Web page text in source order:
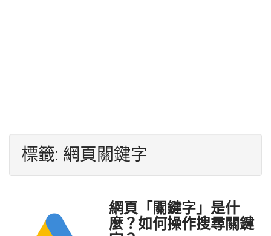
標籤: 網頁關鍵字
網頁「關鍵字」是什
麼？如何操作搜尋關鍵